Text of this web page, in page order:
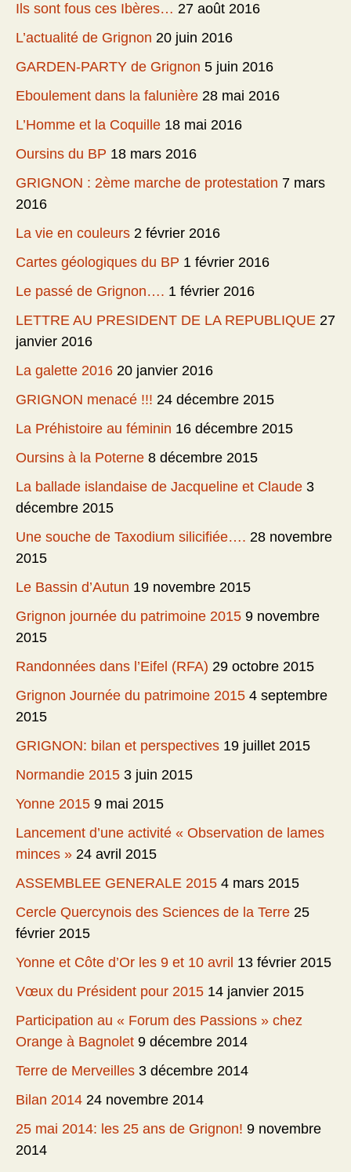
Ils sont fous ces Ibères… 27 août 2016
L’actualité de Grignon 20 juin 2016
GARDEN-PARTY de Grignon 5 juin 2016
Eboulement dans la falunière 28 mai 2016
L’Homme et la Coquille 18 mai 2016
Oursins du BP 18 mars 2016
GRIGNON : 2ème marche de protestation 7 mars
2016
La vie en couleurs 2 février 2016
Cartes géologiques du BP 1 février 2016
Le passé de Grignon…. 1 février 2016
LETTRE AU PRESIDENT DE LA REPUBLIQUE 27
janvier 2016
La galette 2016 20 janvier 2016
GRIGNON menacé !!! 24 décembre 2015
La Préhistoire au féminin 16 décembre 2015
Oursins à la Poterne 8 décembre 2015
La ballade islandaise de Jacqueline et Claude 3
décembre 2015
Une souche de Taxodium silicifiée…. 28 novembre
2015
Le Bassin d’Autun 19 novembre 2015
Grignon journée du patrimoine 2015 9 novembre
2015
Randonnées dans l’Eifel (RFA) 29 octobre 2015
Grignon Journée du patrimoine 2015 4 septembre
2015
GRIGNON: bilan et perspectives 19 juillet 2015
Normandie 2015 3 juin 2015
Yonne 2015 9 mai 2015
Lancement d’une activité « Observation de lames
minces » 24 avril 2015
ASSEMBLEE GENERALE 2015 4 mars 2015
Cercle Quercynois des Sciences de la Terre 25
février 2015
Yonne et Côte d’Or les 9 et 10 avril 13 février 2015
Vœux du Président pour 2015 14 janvier 2015
Participation au « Forum des Passions » chez
Orange à Bagnolet 9 décembre 2014
Terre de Merveilles 3 décembre 2014
Bilan 2014 24 novembre 2014
25 mai 2014: les 25 ans de Grignon! 9 novembre
2014